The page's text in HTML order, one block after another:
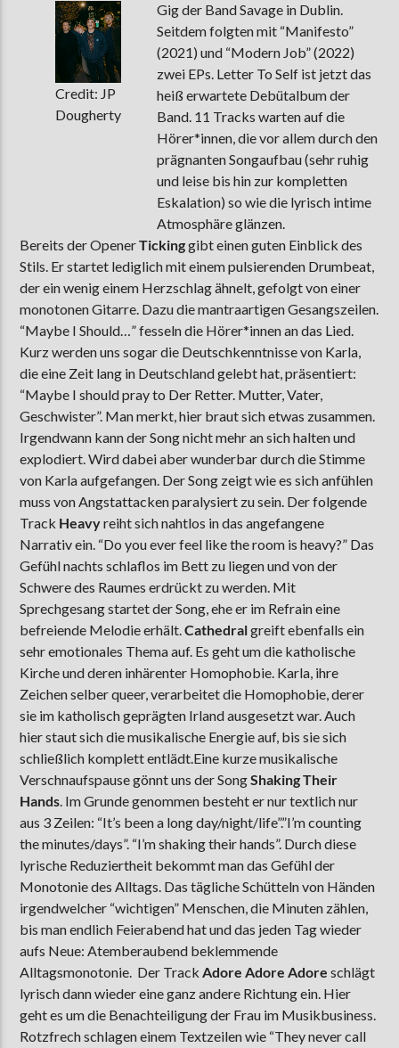
Credit: JP
Dougherty
Gig der Band Savage in Dublin.
Seitdem folgten mit “Manifesto”
(2021) und “Modern Job” (2022)
zwei EPs. Letter To Self ist jetzt das
heiß erwartete Debütalbum der
Band. 11 Tracks warten auf die
Hörer*innen, die vor allem durch den
prägnanten Songaufbau (sehr ruhig
und leise bis hin zur kompletten
Eskalation) so wie die lyrisch intime
Atmosphäre glänzen.
Bereits der OpenerTickinggibt einen guten Einblick des
Stils. Er startet lediglich mit einem pulsierenden Drumbeat,
der ein wenig einem Herzschlag ähnelt, gefolgt von einer
monotonen Gitarre. Dazu die mantraartigen Gesangszeilen.
“Maybe I Should…” fesseln die Hörer*innen an das Lied.
Kurz werden uns sogar die Deutschkenntnisse von Karla,
die eine Zeit lang in Deutschland gelebt hat, präsentiert:
“Maybe I should pray to Der Retter. Mutter, Vater,
Geschwister”. Man merkt, hier braut sich etwas zusammen.
Irgendwann kann der Song nicht mehr an sich halten und
explodiert. Wird dabei aber wunderbar durch die Stimme
von Karla aufgefangen. Der Song zeigt wie es sich anfühlen
muss von Angstattacken paralysiert zu sein. Der folgende
Track Heavyreiht sich nahtlos in das angefangene
Narrativ ein. “Do you ever feel like the room is heavy?” Das
Gefühl nachts schlaflos im Bett zu liegen und von der
Schwere des Raumes erdrückt zu werden. Mit
Sprechgesang startet der Song, ehe er im Refrain eine
befreiende Melodie erhält.Cathedralgreift ebenfalls ein
sehr emotionales Thema auf. Es geht um die katholische
Kirche und deren inhärenter Homophobie. Karla, ihre
Zeichen selber queer, verarbeitet die Homophobie, derer
sie im katholisch geprägten Irland ausgesetzt war. Auch
hier staut sich die musikalische Energie auf, bis sie sich
schließlich komplett entlädt.Eine kurze musikalische
Verschnaufspause gönnt uns der SongShaking Their
Hands. Im Grunde genommen besteht er nur textlich nur
aus 3 Zeilen: “It’s been a long day/night/life”.”I’m counting
the minutes/days”. “I’m shaking their hands”. Durch diese
lyrische Reduziertheit bekommt man das Gefühl der
Monotonie des Alltags. Das tägliche Schütteln von Händen
irgendwelcher “wichtigen” Menschen, die Minuten zählen,
bis man endlich Feierabend hat und das jeden Tag wieder
aufs Neue: Atemberaubend beklemmende
Alltagsmonotonie. Der TrackAdore Adore Adoreschlägt
lyrisch dann wieder eine ganz andere Richtung ein. Hier
geht es um die Benachteiligung der Frau im Musikbusiness.
Rotzfrech schlagen einem Textzeilen wie “They never call